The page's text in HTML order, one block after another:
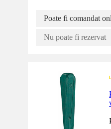
Poate fi comandat
Nu poate fi rezervat